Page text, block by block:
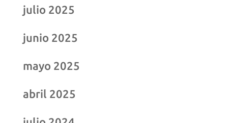
julio 2025
junio 2025
mayo 2025
abril 2025